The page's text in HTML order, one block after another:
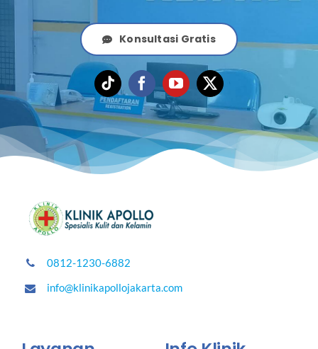
Konsultasi Gratis
0812-1230-6882
info@klinikapollojakarta.com